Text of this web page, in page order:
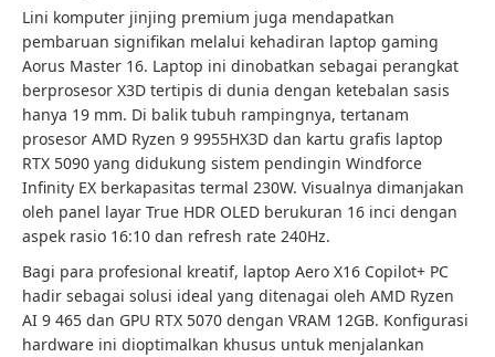
Lini komputer jinjing premium juga mendapatkan
pembaruan signifikan melalui kehadiran laptop gaming
Aorus Master 16. Laptop ini dinobatkan sebagai perangkat
berprosesor X3D tertipis di dunia dengan ketebalan sasis
hanya 19 mm. Di balik tubuh rampingnya, tertanam
prosesor AMD Ryzen 9 9955HX3D dan kartu grafis laptop
RTX 5090 yang didukung sistem pendingin Windforce
Infinity EX berkapasitas termal 230W. Visualnya dimanjakan
oleh panel layar True HDR OLED berukuran 16 inci dengan
aspek rasio 16:10 dan refresh rate 240Hz.
Bagi para profesional kreatif, laptop Aero X16 Copilot+ PC
hadir sebagai solusi ideal yang ditenagai oleh AMD Ryzen
AI 9 465 dan GPU RTX 5070 dengan VRAM 12GB. Konfigurasi
hardware ini dioptimalkan khusus untuk menjalankan